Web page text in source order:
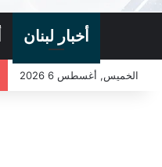
أخبار لبنان
الخميس, أغسطس 6 2026